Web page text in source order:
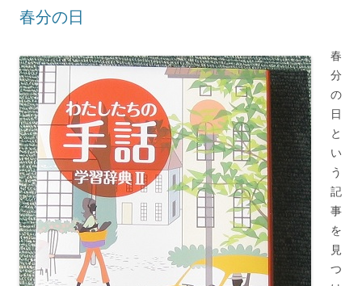
春分の日
春
分
の
日
と
い
う
記
事
を
見
つ